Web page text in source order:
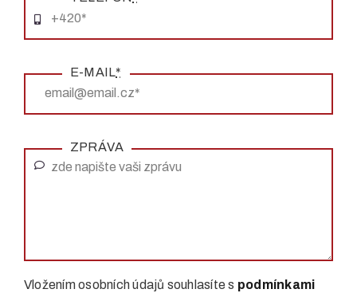
E-MAIL*
ZPRÁVA
Vložením osobních údajů souhlasíte s podmínkami